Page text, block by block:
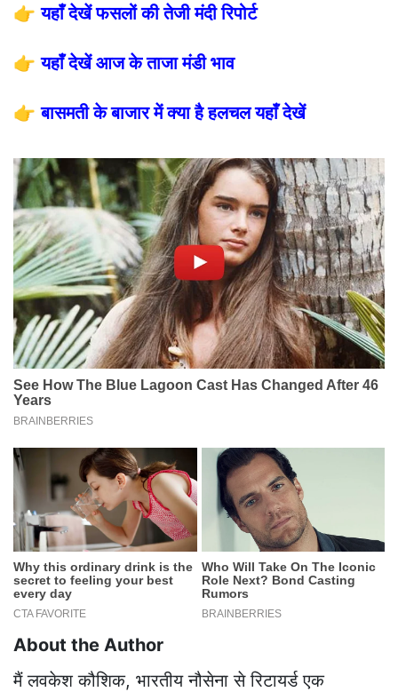
👉यहाँ देखें फसलों की तेजी मंदी रिपोर्ट
👉यहाँ देखें आज के ताजा मंडी भाव
👉बासमती के बाजार में क्या है हलचल यहाँ देखें
About the Author
मैं लवकेश कौशिक, भारतीय नौसेना से रिटायर्ड एक